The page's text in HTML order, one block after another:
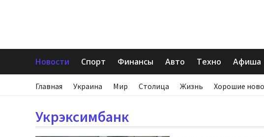
Новости Спорт Финансы Авто Техно Афиша
Главная Украина Мир Столица Жизнь Хорошие
Укрэксимбанк